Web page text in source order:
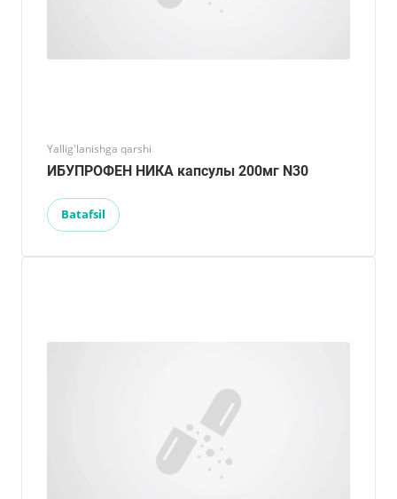
Yallig'lanishga qarshi
ИБУПРОФЕН НИКА капсулы 200мг N30
Batafsil